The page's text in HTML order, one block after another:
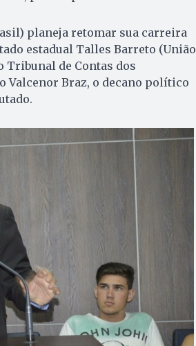
planeja retomar sua carreira
estadual Talles Barreto (União
de Contas dos
Braz, o decano político